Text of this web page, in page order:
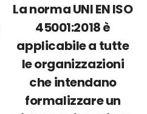
La norma UNI EN ISO
45001:2018 è
applicabile a tutte
le organizzazioni
che intendano
formalizzare un